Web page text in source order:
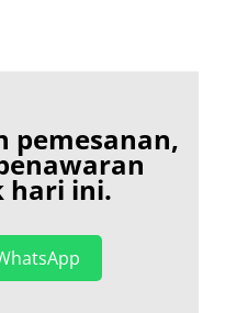
pemesanan,
hari ini.